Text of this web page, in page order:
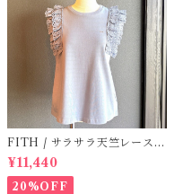
FITH / サラサラ天竺レースT
シャツ (BL) / 145・155
¥11,440
20%OFF